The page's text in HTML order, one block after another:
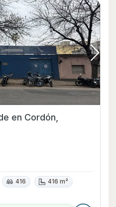
416
416 m²